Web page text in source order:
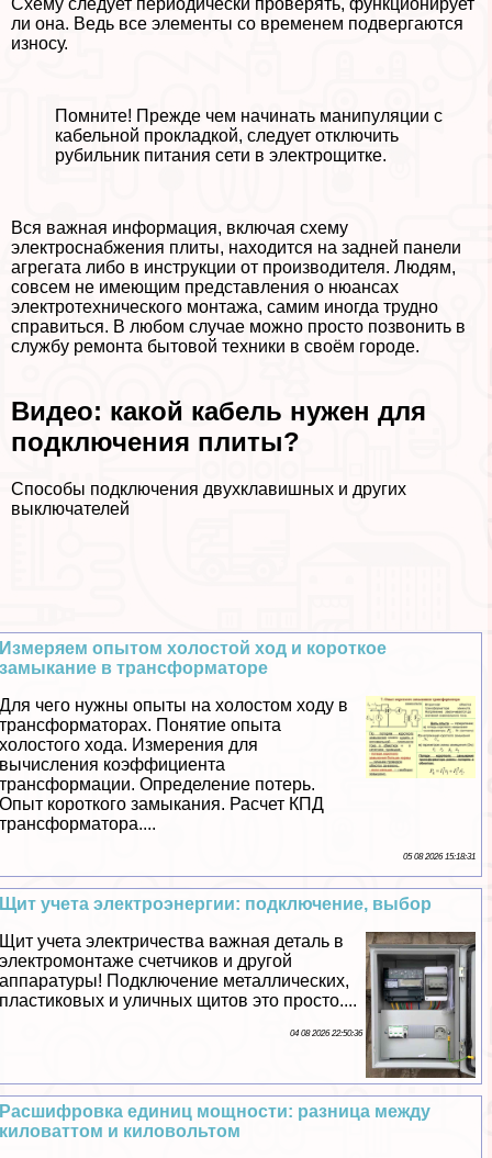
Схему следует периодически проверять, функционирует
ли она. Ведь все элементы со временем подвергаются
износу.
Помните! Прежде чем начинать манипуляции с
кабельной прокладкой, следует отключить
рубильник питания сети в электрощитке.
Вся важная информация, включая схему
электроснабжения плиты, находится на задней панели
агрегата либо в инструкции от производителя. Людям,
совсем не имеющим представления о нюансах
электротехнического монтажа, самим иногда трудно
справиться. В любом случае можно просто позвонить в
службу ремонта бытовой техники в своём городе.
Видео: какой кабель нужен для
подключения плиты?
Способы подключения двухклавишных и других
выключателей
Измеряем опытом холостой ход и короткое
замыкание в трaнcформаторе
Для чего нужны опыты на холостом ходу в
трaнcформаторах. Понятие опыта
холостого хода. Измерения для
вычисления коэффициента
трaнcформации. Определение потерь.
Опыт короткого замыкания. Расчет КПД
трaнcформатора....
05 08 2026 15:18:31
Щит учета электроэнергии: подключение, выбор
Щит учета электричества важная деталь в
электромонтаже счетчиков и другой
аппаратуры! Подключение металлических,
пластиковых и уличных щитов это просто....
04 08 2026 22:50:36
Расшифровка единиц мощности: разница между
киловаттом и киловольтом